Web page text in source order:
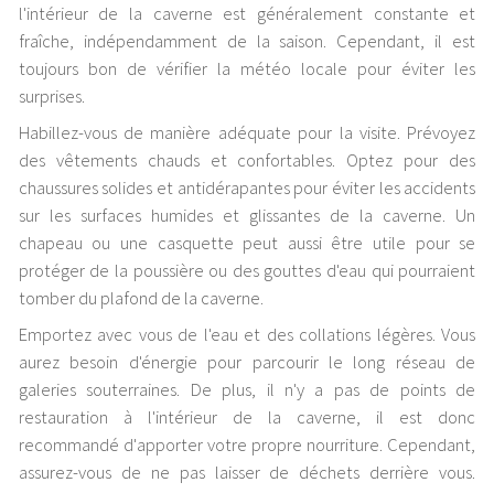
l'intérieur de la caverne est généralement constante et
fraîche, indépendamment de la saison. Cependant, il est
toujours bon de vérifier la météo locale pour éviter les
surprises.
Habillez-vous de manière adéquate pour la visite. Prévoyez
des vêtements chauds et confortables. Optez pour des
chaussures solides et antidérapantes pour éviter les accidents
sur les surfaces humides et glissantes de la caverne. Un
chapeau ou une casquette peut aussi être utile pour se
protéger de la poussière ou des gouttes d'eau qui pourraient
tomber du plafond de la caverne.
Emportez avec vous de l'eau et des collations légères. Vous
aurez besoin d'énergie pour parcourir le long réseau de
galeries souterraines. De plus, il n'y a pas de points de
restauration à l'intérieur de la caverne, il est donc
recommandé d'apporter votre propre nourriture. Cependant,
assurez-vous de ne pas laisser de déchets derrière vous.